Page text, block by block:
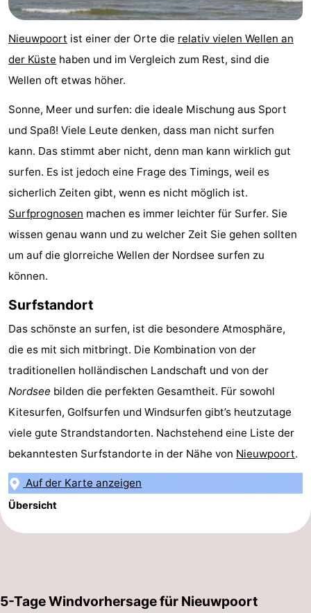
Westende
-
Nieuwpoort
-
aan
zee
Westende
Hotels
Zimmer
(mit
Frühstück)
Lastminutes
Strand
Sehen
&
-
Aussichtspunkte
Attraktionen
Bauernhöfe
-
Indoor-
Spielplätze
-
Minigolfplätze
Wellness-
Städte
Sport
Nieuwpoort ist einer der Orte die relativ vielen Wellen an
der Küste haben und im Vergleich zum Rest, sind die
Wellen oft etwas höher.
Sonne, Meer und surfen: die ideale Mischung aus Sport
und Spaß! Viele Leute denken, dass man nicht surfen
kann. Das stimmt aber nicht, denn man kann wirklich gut
surfen. Es ist jedoch eine Frage des Timings, weil es
sicherlich Zeiten gibt, wenn es nicht möglich ist.
Surfprognosen machen es immer leichter für Surfer. Sie
wissen genau wann und zu welcher Zeit Sie gehen sollten
um auf die glorreiche Wellen der Nordsee surfen zu
können.
Surfstandort
Das schönste an surfen, ist die besondere Atmosphäre,
die es mit sich mitbringt. Die Kombination von der
traditionellen holländischen Landschaft und von der
Nordsee bilden die perfekten Gesamtheit. Für sowohl
Kitesurfen, Golfsurfen und Windsurfen gibt’s heutzutage
viele gute Strandstandorten. Nachstehend eine Liste der
bekanntesten Surfstandorte in der Nähe von Nieuwpoort.
Auf der Karte anzeigen
Übersicht
5-Tage Windvorhersage für Nieuwpoort